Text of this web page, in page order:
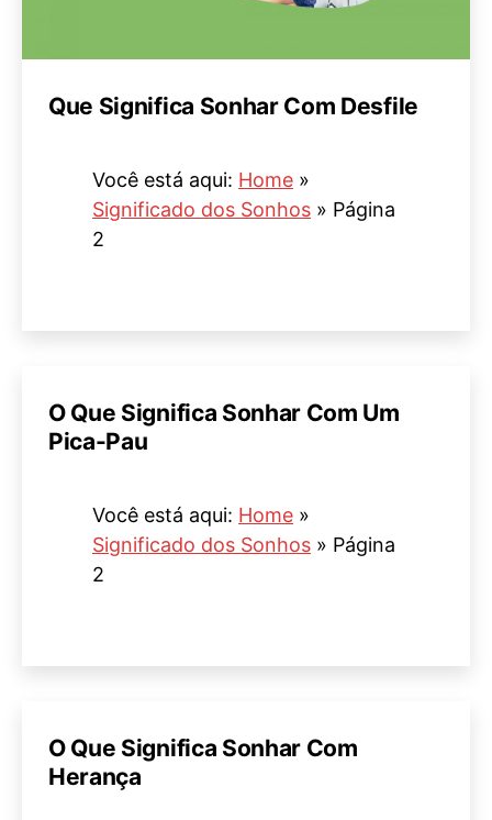
Que Significa Sonhar Com Desfile
Você está aqui: Home »
Significado dos Sonhos » Página
2
O Que Significa Sonhar Com Um
Pica-Pau
Você está aqui: Home »
Significado dos Sonhos » Página
2
O Que Significa Sonhar Com
Herança